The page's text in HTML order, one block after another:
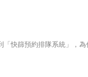
「快篩預約排隊系統」，